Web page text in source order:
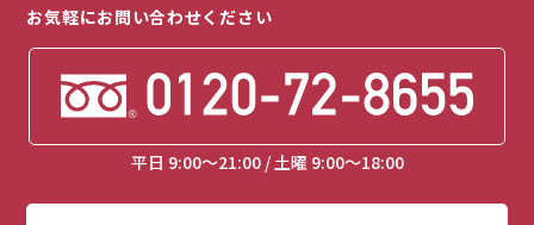
お気軽にお問い合わせください
平日 9:00～21:00 / 土曜 9:00～18:00